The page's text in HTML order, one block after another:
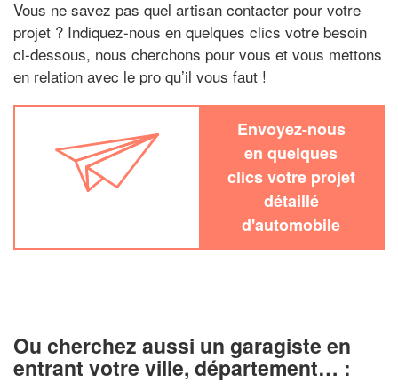
Vous ne savez pas quel artisan contacter pour votre
projet ? Indiquez-nous en quelques clics votre besoin
ci-dessous, nous cherchons pour vous et vous mettons
en relation avec le pro qu’il vous faut !
Envoyez-nous
en quelques
clics votre projet
détaillé
d'automobile
Ou cherchez aussi un garagiste en
entrant votre ville, département… :